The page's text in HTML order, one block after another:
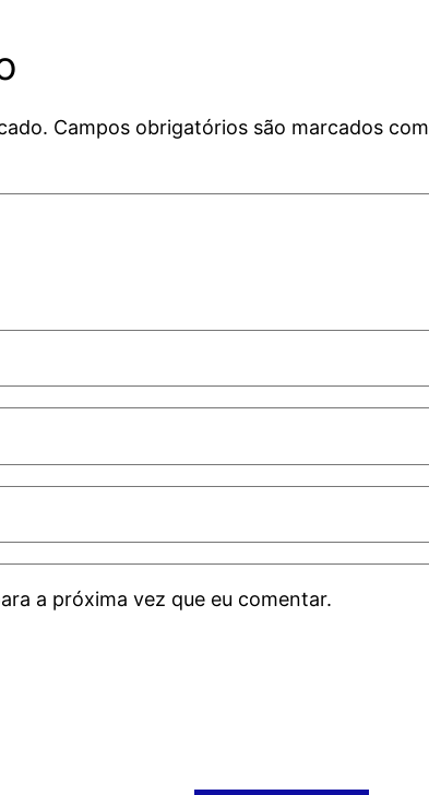
Campos obrigatórios são marcados com
a próxima vez que eu comentar.